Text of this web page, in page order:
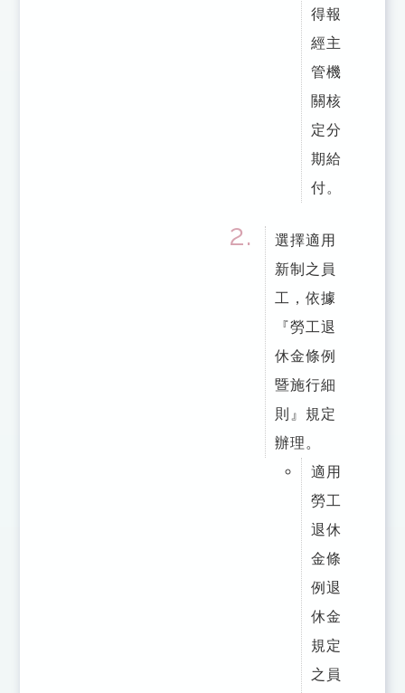
得報
經主
管機
關核
定分
期給
付。
選擇適用
新制之員
工，依據
『勞工退
休金條例
暨施行細
則』規定
辦理。
適用
勞工
退休
金條
例退
休金
規定
之員